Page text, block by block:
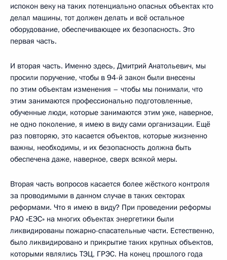
испокон веку на таких потенциально опасных объектах кто
делал машины, тот должен делать и всё остальное
оборудование, обеспечивающее их безопасность. Это
первая часть.
И вторая часть. Именно здесь, Дмитрий Анатольевич, мы
просили поручение, чтобы в 94-й закон были внесены
по этим объектам изменения – чтобы мы понимали, что
этим занимаются профессионально подготовленные,
обученные люди, которые занимаются этим уже, наверное,
не одно поколение, я имею в виду сами организации. Ещё
раз повторяю, это касается объектов, которые жизненно
важны, необходимы, и их безопасность должна быть
обеспечена даже, наверное, сверх всякой меры.
Вторая часть вопросов касается более жёсткого контроля
за проводимыми в данном случае в таких секторах
реформами. Что я имею в виду? При проведении реформы
РАО «ЕЭС» на многих объектах энергетики были
ликвидированы пожарно-спасательные части. Естественно,
было ликвидировано и прикрытие таких крупных объектов,
которыми являлись ТЭЦ, ГРЭС. На конец прошлого года